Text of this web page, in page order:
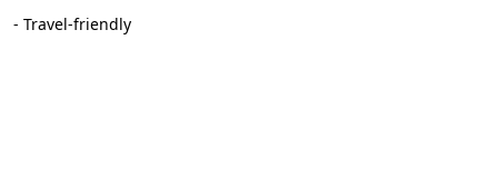
- Travel-friendly